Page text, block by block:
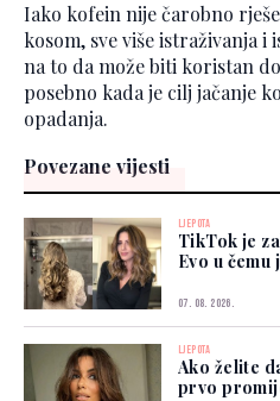
Iako kofein nije čarobno
kosom, sve više istraživanja i
na to da može biti koristan
posebno kada je cilj jačanje
opadanja.
Povezane vijesti
LJEPOTA
TikTok je
Evo u
07. 08. 2026.
LJEPOTA
Ako želite
prvo